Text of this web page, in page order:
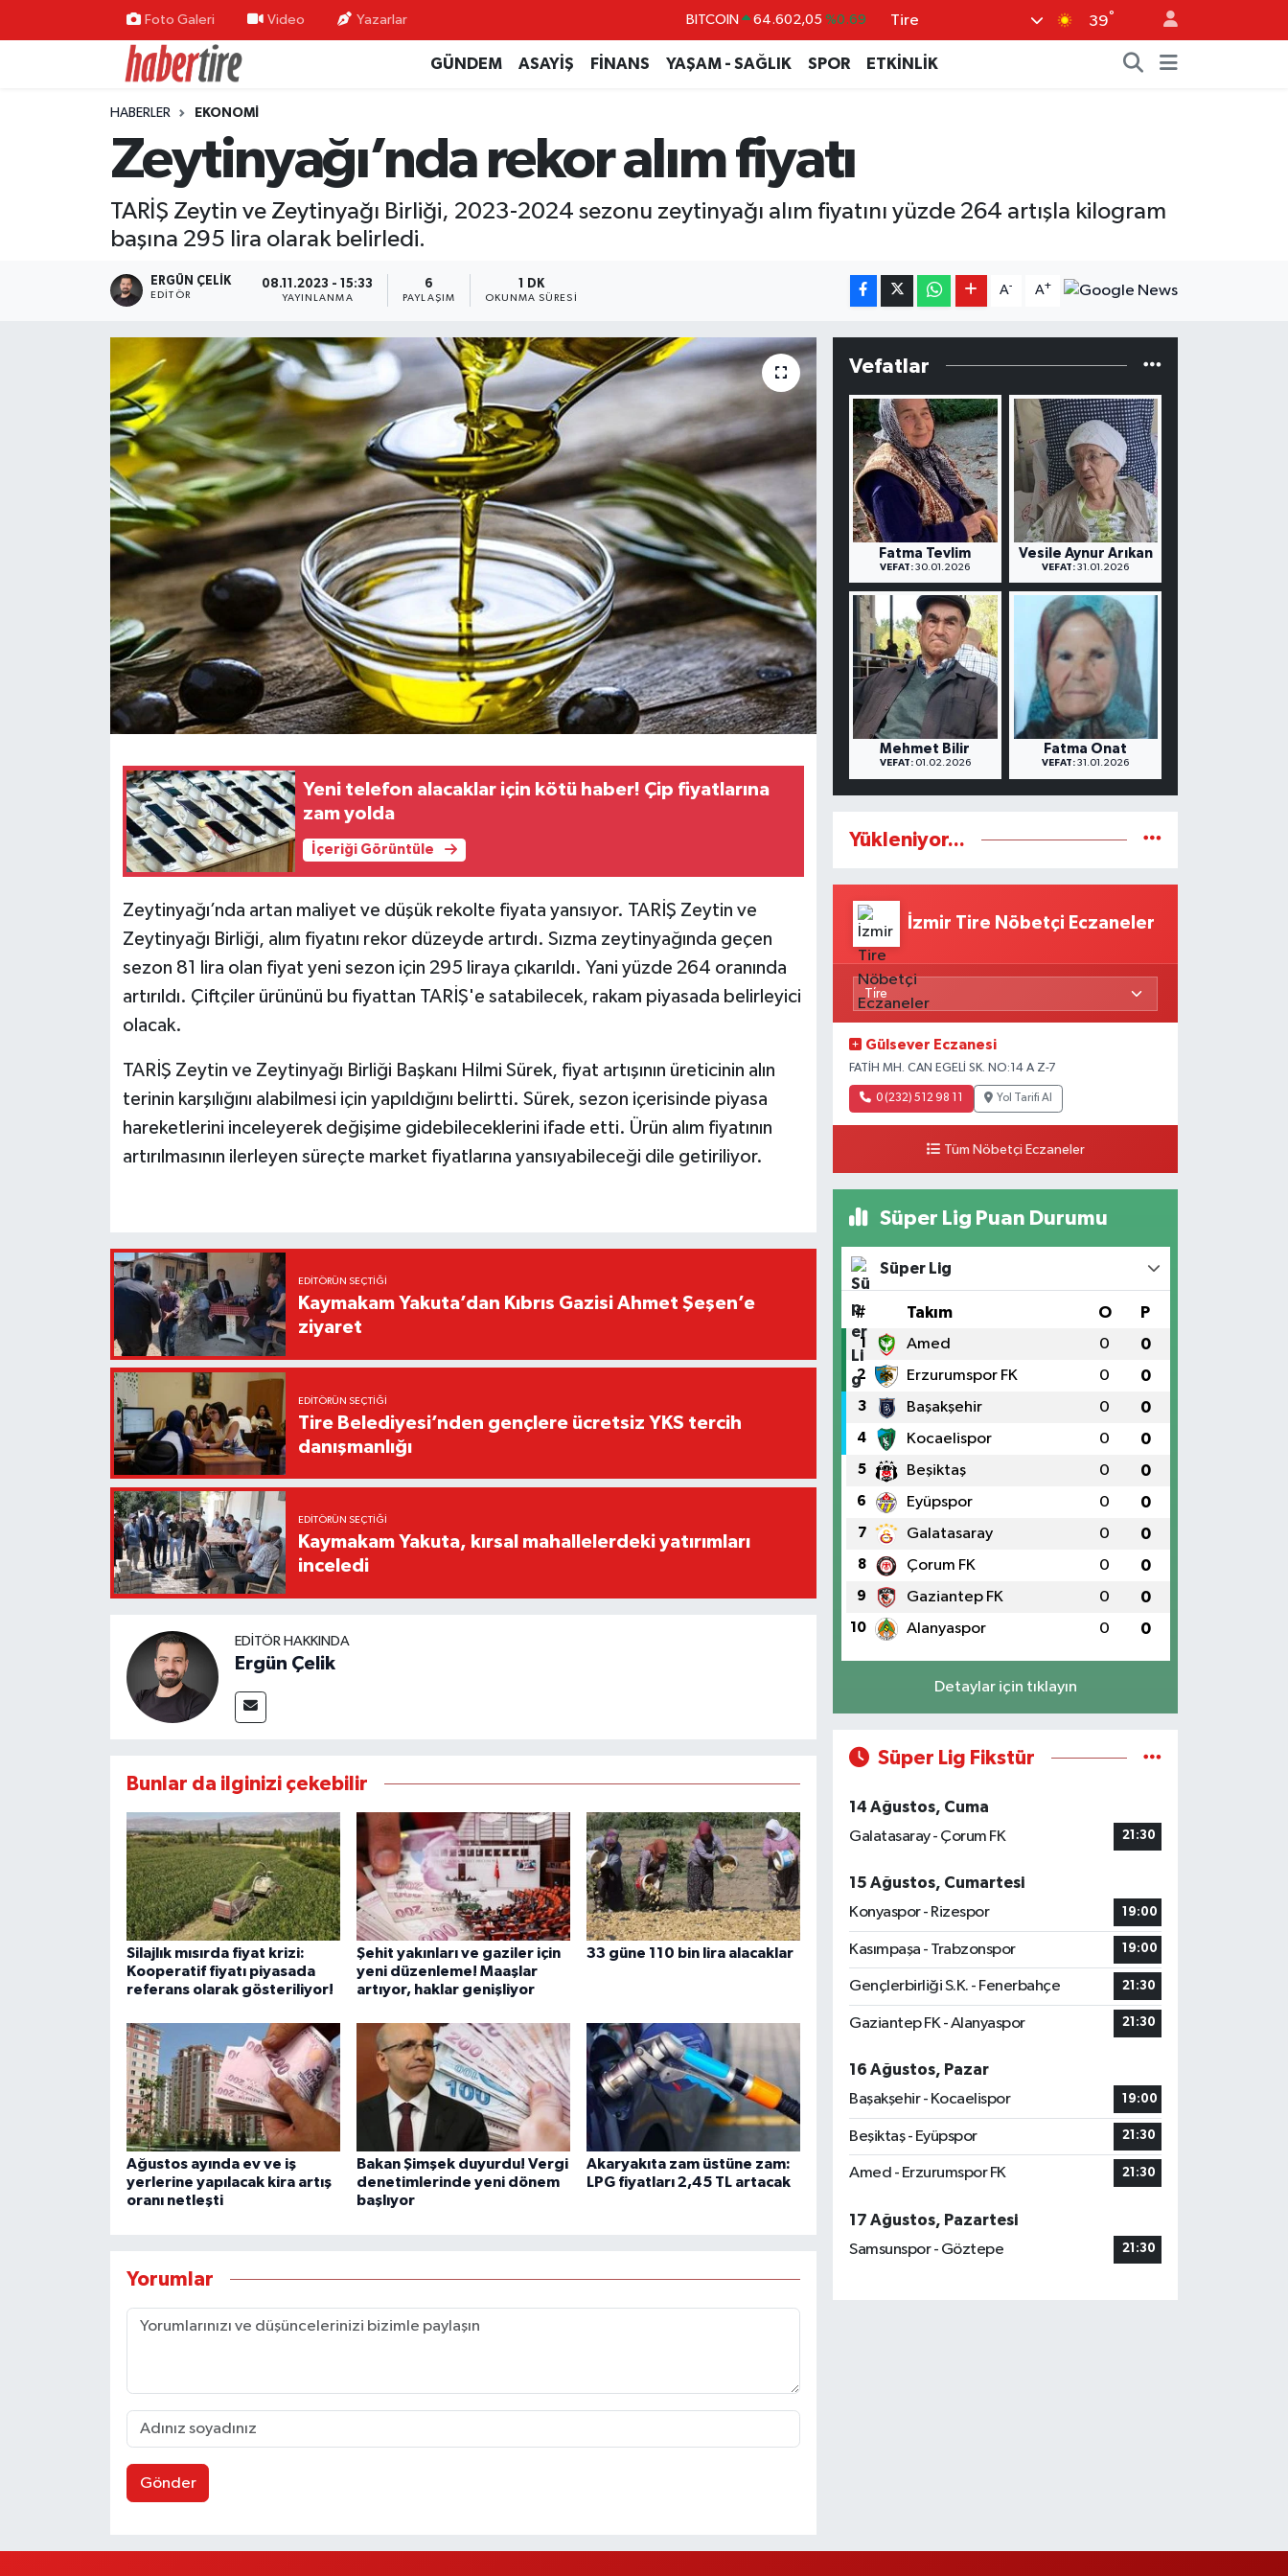
Foto Galeri Video Yazarlar BITCOIN 64.602,05 %0.69
GRAM ALTIN 6513.94 %0.32
BİST100
Tire 39°
GÜNDEM ASAYİŞ FİNANS YAŞAM - SAĞLIK SPOR ETKİNLİK
HABERLER EKONOMİ
Zeytinyağı’nda rekor alım fiyatı
TARİŞ Zeytin ve Zeytinyağı Birliği, 2023-2024 sezonu zeytinyağı alım fiyatını yüzde 264 artışla kilogram
başına 295 lira olarak belirledi.
ERGÜN ÇELIK
EDITÖR
08.11.2023 - 15:33
YAYINLANMA
6
PAYLAŞIM
1 DK
OKUNMA SÜRESI
A- A+
Yeni telefon alacaklar için kötü haber! Çip fiyatlarına
zam yolda
İçeriği Görüntüle
Zeytinyağı’nda artan maliyet ve düşük rekolte fiyata yansıyor. TARİŞ Zeytin ve
Zeytinyağı Birliği, alım fiyatını rekor düzeyde artırdı. Sızma zeytinyağında geçen
sezon 81 lira olan fiyat yeni sezon için 295 liraya çıkarıldı. Yani yüzde 264 oranında
artırıldı. Çiftçiler ürününü bu fiyattan TARİŞ'e satabilecek, rakam piyasada belirleyici
olacak.
TARİŞ Zeytin ve Zeytinyağı Birliği Başkanı Hilmi Sürek, fiyat artışının üreticinin alın
terinin karşılığını alabilmesi için yapıldığını belirtti. Sürek, sezon içerisinde piyasa
hareketlerini inceleyerek değişime gidebileceklerini ifade etti. Ürün alım fiyatının
artırılmasının ilerleyen süreçte market fiyatlarına yansıyabileceği dile getiriliyor.
EDITÖRÜN SEÇTIĞI
Kaymakam Yakuta’dan Kıbrıs Gazisi Ahmet Şeşen’e
ziyaret
EDITÖRÜN SEÇTIĞI
Tire Belediyesi’nden gençlere ücretsiz YKS tercih
danışmanlığı
EDITÖRÜN SEÇTIĞI
Kaymakam Yakuta, kırsal mahallelerdeki yatırımları
inceledi
EDITÖR HAKKINDA
Ergün Çelik
Bunlar da ilginizi çekebilir
Silajlık mısırda fiyat krizi:
Kooperatif fiyatı piyasada
referans olarak gösteriliyor!
Şehit yakınları ve gaziler için
yeni düzenleme! Maaşlar
artıyor, haklar genişliyor
33 güne 110 bin lira alacaklar
Ağustos ayında ev ve iş
yerlerine yapılacak kira artış
oranı netleşti
Bakan Şimşek duyurdu! Vergi
denetimlerinde yeni dönem
başlıyor
Akaryakıta zam üstüne zam:
LPG fiyatları 2,45 TL artacak
Yorumlar
Gönder
Vefatlar
Fatma Tevlim
VEFAT: 30.01.2026
Vesile Aynur Arıkan
VEFAT: 31.01.2026
Mehmet Bilir
VEFAT:01.02.2026
Fatma Onat
VEFAT: 31.01.2026
Yükleniyor...
İzmir Tire Nöbetçi Eczaneler
Gülsever Eczanesi
FATİH MH. CAN EGELİ SK. NO:14 A Z-7
0 (232) 512 98 11 Yol Tarifi Al
Tüm Nöbetçi Eczaneler
Süper Lig Puan Durumu
Süper Lig
# Takım O P
1 Amed 0 0
2 Erzurumspor FK 0 0
3 Başakşehir 0 0
4 Kocaelispor 0 0
5 Beşiktaş 0 0
6 Eyüpspor 0 0
7 Galatasaray 0 0
8 Çorum FK 0 0
9 Gaziantep FK 0 0
10 Alanyaspor 0 0
Detaylar için tıklayın
Süper Lig Fikstür
14 Ağustos, Cuma
Galatasaray - Çorum FK
21:30
15 Ağustos, Cumartesi
Konyaspor - Rizespor
19:00
Kasımpaşa - Trabzonspor 19:00
Gençlerbirliği S.K. - Fenerbahçe 21:30
Gaziantep FK - Alanyaspor 21:30
16 Ağustos, Pazar
Başakşehir - Kocaelispor
19:00
Beşiktaş - Eyüpspor 21:30
Amed - Erzurumspor FK 21:30
17 Ağustos, Pazartesi
Samsunspor - Göztepe
21:30
Tire Nöbetçi Eczaneler
Tire Hava Durumu
Tire Trafik Yoğunluk Haritası
Süper Lig Puan Durumu ve Fikstür
Haber Arşivi